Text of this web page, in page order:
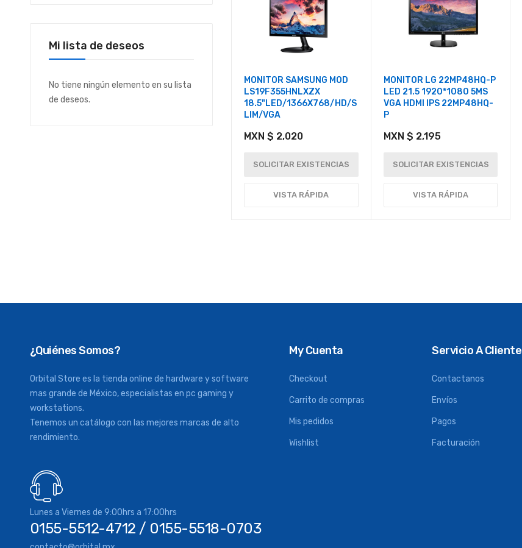
MONITOR SAMSUNG MOD
LS19F355HNLXZX
18.5"LED/1366X768/HD/S
LIM/VGA
MXN $ 2,020
SOLICITAR EXISTENCIAS
VISTA RÁPIDA
MONITOR LG 22MP48HQ-P
LED 21.5 1920*1080 5MS
VGA HDMI IPS 22MP48HQ-
P
MXN $ 2,195
SOLICITAR EXISTENCIAS
VISTA RÁPIDA
Mi lista de deseos
No tiene ningún elemento en su lista
de deseos.
¿Quiénes Somos?
Orbital Store es la tienda online de hardware y software
mas grande de México, especialistas en pc gaming y
workstations.
Tenemos un catálogo con las mejores marcas de alto
rendimiento.
Lunes a Viernes de 9:00hrs a 17:00hrs
0155-5512-4712 / 0155-5518-0703
My Cuenta
Checkout
Carrito de compras
Mis pedidos
Wishlist
Servicio A Cliente
Contactanos
Envíos
Pagos
Facturación